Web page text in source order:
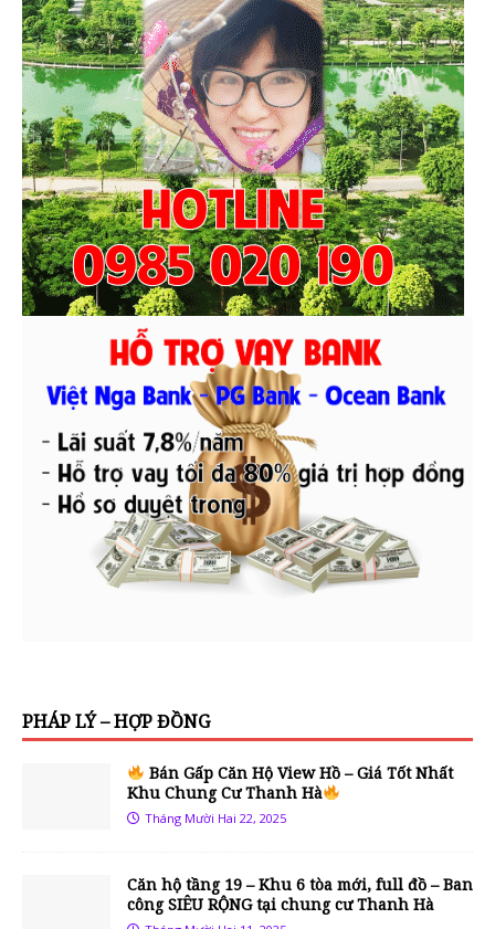
PHÁP LÝ – HỢP ĐỒNG
Bán Gấp Căn Hộ View Hồ – Giá Tốt Nhất
Khu Chung Cư Thanh Hà
Tháng Mười Hai 22, 2025
Căn hộ tầng 19 – Khu 6 tòa mới, full đồ – Ban
công SIÊU RỘNG tại chung cư Thanh Hà